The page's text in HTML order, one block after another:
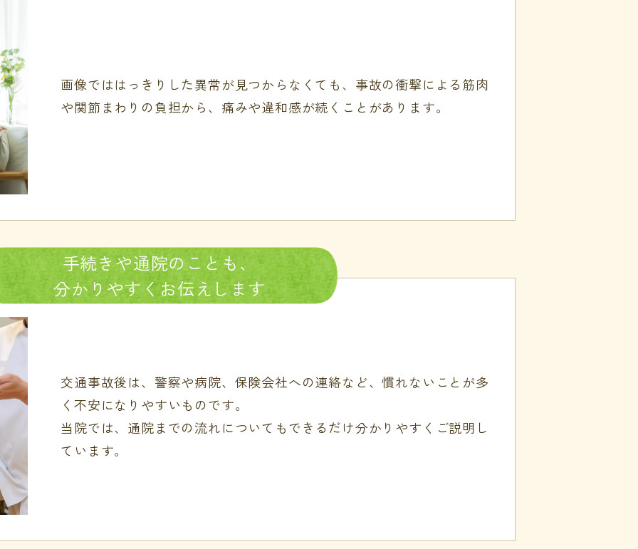
画像でははっきりした異常が見つからなくても、事故の衝撃による筋肉
や関節まわりの負担から、痛みや違和感が続くことがあります。
手続きや通院のことも、
分かりやすくお伝えします
交通事故後は、警察や病院、保険会社への連絡など、慣れないことが多
く不安になりやすいものです。
当院では、通院までの流れについてもできるだけ分かりやすくご説明し
ています。